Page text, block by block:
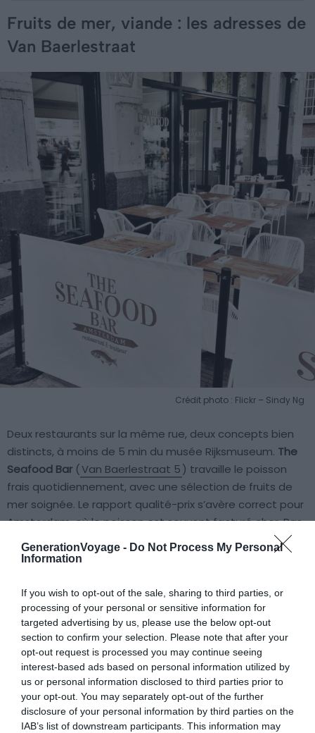
GenerationVoyage - Do Not Process My Personal
Information
If you wish to opt-out of the sale, sharing to third parties, or
processing of your personal or sensitive information for
targeted advertising by us, please use the below opt-out
section to confirm your selection. Please note that after your
opt-out request is processed you may continue seeing
interest-based ads based on personal information utilized by
us or personal information disclosed to third parties prior to
your opt-out. You may separately opt-out of the further
disclosure of your personal information by third parties on the
IAB’s list of downstream participants. This information may
Fruits de mer, viande : les adresses de
Van Baerlestraat
Crédit photo : Flickr – Sindy Ng
Deux restaurants sur la même rue, deux concepts bien
distincts, à moins de 5 min du musée Rijksmuseum. The
Seafood Bar (Van Baerlestraat 5) travaille le poisson
frais quotidiennement, avec une sélection de fruits de
mer soignée. Le rapport qualité-prix s’avère correct pour
Amsterdam, où le poisson est souvent facturé cher. Pas
de chichi, une salle animée, et une carte lisible. Budget :
25 à 40 € par personne selon ce que vous prenez.
Plus loin,L’Entrecôte et les Dames(Van Baerlestraat 47
propose un concept franco-belge très simple : faux-filet
avec sauce maison, frites, salade, et une carte des
desserts qui inclut crème brûlée et crêpes au Grand
Marnier. Le choix est volontairement limité, ce qui
garantit une constance dans l’exécution. Budget : autour
de 30 à 35 € par personne. Les deux adresses
fonctionnent aussi bien pour le déjeuner que pour le